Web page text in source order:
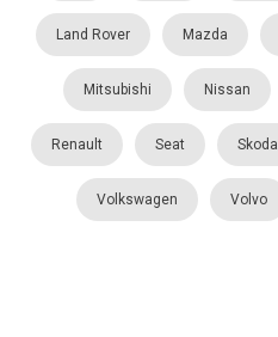
Land Rover Mazda
Mitsubishi Nissan
Renault Seat Skoda
Volkswagen Volvo